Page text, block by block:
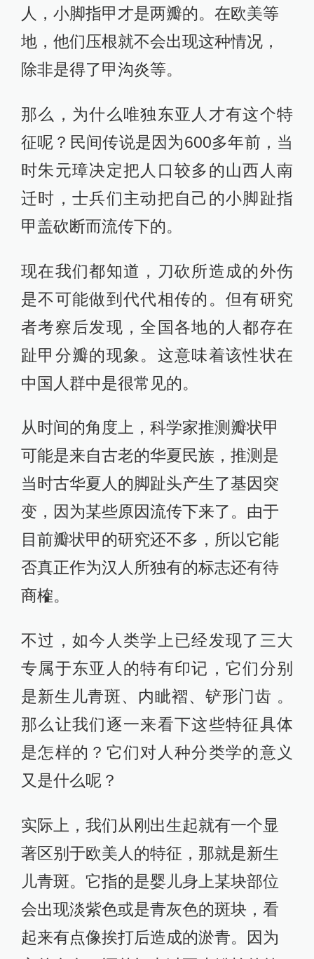
人，小脚指甲才是两瓣的。在欧美等
地，他们压根就不会出现这种情况，
除非是得了甲沟炎等。
那么，为什么唯独东亚人才有这个特
征呢？民间传说是因为600多年前，当
时朱元璋决定把人口较多的山西人南
迁时，士兵们主动把自己的小脚趾指
甲盖砍断而流传下的。
现在我们都知道，刀砍所造成的外伤
是不可能做到代代相传的。但有研究
者考察后发现，全国各地的人都存在
趾甲分瓣的现象。这意味着该性状在
中国人群中是很常见的。
从时间的角度上，科学家推测瓣状甲
可能是来自古老的华夏民族，推测是
当时古华夏人的脚趾头产生了基因突
变，因为某些原因流传下来了。由于
目前瓣状甲的研究还不多，所以它能
否真正作为汉人所独有的标志还有待
商榷。
不过，如今人类学上已经发现了三大
专属于东亚人的特有印记，它们分别
是新生儿青斑、内眦褶、铲形门齿 。
那么让我们逐一来看下这些特征具体
是怎样的？它们对人种分类学的意义
又是什么呢？
实际上，我们从刚出生起就有一个显
著区别于欧美人的特征，那就是新生
儿青斑。它指的是婴儿身上某块部位
会出现淡紫色或是青灰色的斑块，看
起来有点像挨打后造成的淤青。因为